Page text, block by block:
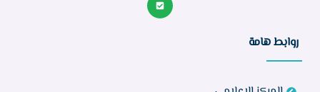
روابط هامة